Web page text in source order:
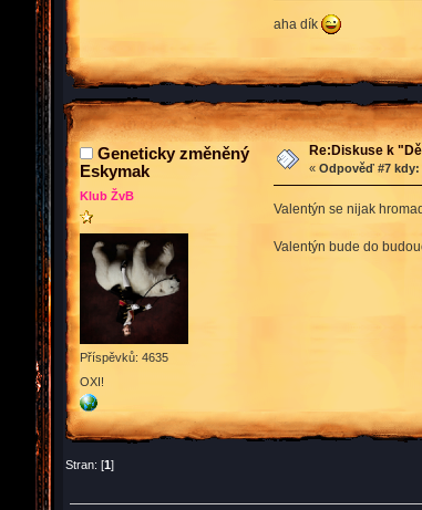
aha dík
Geneticky změněný
Eskymak
Klub ŽvB
Příspěvků: 4635
OXI!
Re:Diskuse k
« Odpověď #7 kdy:
Valentýn se nijak
Valentýn bude do
Stran: [1]